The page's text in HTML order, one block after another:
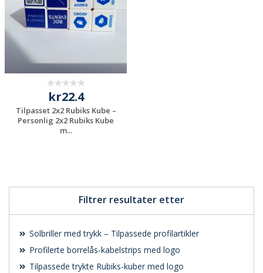
Filtrer resultater etter
Solbriller med trykk – Tilpassede profilartikler
Profilerte borrelås-kabelstrips med logo
Tilpassede trykte Rubiks-kuber med logo
kr22.4
Tilpasset 2x2 Rubiks Kube –
Personlig 2x2 Rubiks Kube
m...